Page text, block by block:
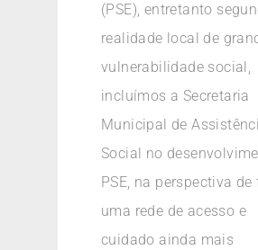
(PSE), entretanto
realidade local de
vulnerabilidade social,
incluímos a Secretaria
Municipal de
Social no
PSE, na perspectiva
uma rede de acesso e
cuidado ainda mais